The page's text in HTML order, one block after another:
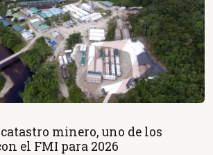
minero, uno de los
el FMI para 2026